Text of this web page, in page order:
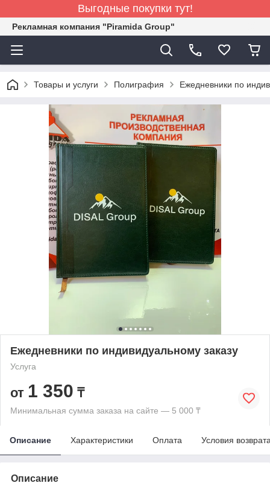
Выгодные покупки тут!
Рекламная компания "Piramida Group"
Товары и услуги Полиграфия Ежедневники по
Ежедневники по индивидуальному заказу
Услуга
от 1 350 ₸
Минимальная сумма заказа на сайте — 5 000 ₸
Описание Характеристики Оплата Условия
Описание